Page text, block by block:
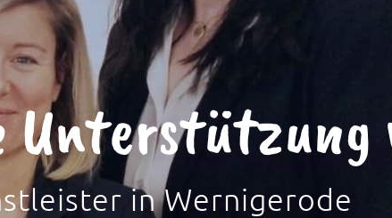
Unterstützung
in Wernigerode